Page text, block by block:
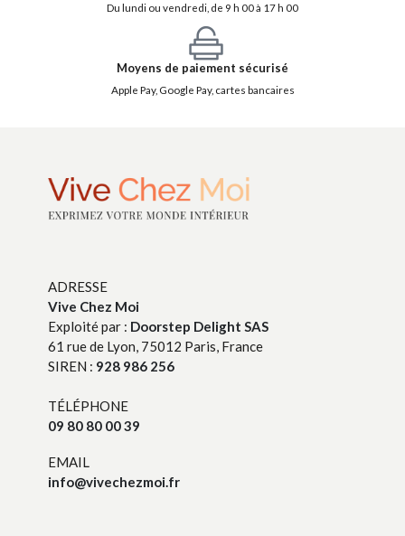
Du lundi ou vendredi, de 9 h 00 à 17 h 00
Moyens de paiement sécurisé
Apple Pay, Google Pay, cartes bancaires
ADRESSE
Vive Chez Moi
Exploité par : Doorstep Delight SAS
61 rue de Lyon, 75012 Paris, France
SIREN : 928 986 256
TÉLÉPHONE
09 80 80 00 39
EMAIL
info@vivechezmoi.fr